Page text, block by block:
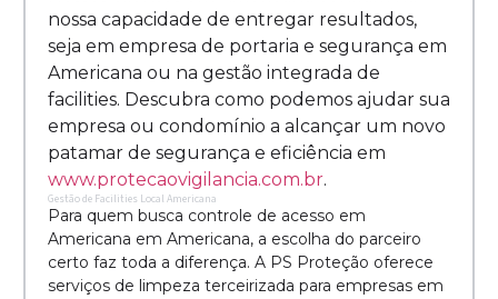
nossa capacidade de entregar resultados,
seja em empresa de portaria e segurança em
Americana ou na gestão integrada de
facilities. Descubra como podemos ajudar sua
empresa ou condomínio a alcançar um novo
patamar de segurança e eficiência em
www.protecaovigilancia.com.br.
Gestão de Facilities Local Americana
Para quem busca controle de acesso em
Americana em Americana, a escolha do parceiro
certo faz toda a diferença. A PS Proteção oferece
serviços de limpeza terceirizada para empresas em